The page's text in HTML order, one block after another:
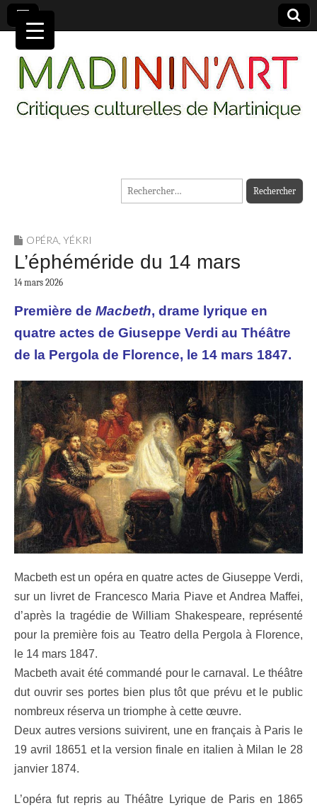
MADININ'ART
Rechercher :
OPÉRA, YÉKRI
L’éphéméride du 14 mars
14 mars 2026
Première de Macbeth, drame lyrique en
quatre actes de Giuseppe Verdi au Théâtre
de la Pergola de Florence, le 14 mars 1847.
Macbeth est un opéra en quatre actes de Giuseppe Verdi,
sur un livret de Francesco Maria Piave et Andrea Maffei,
d’après la tragédie de William Shakespeare, représenté
pour la première fois au Teatro della Pergola à Florence,
le 14 mars 1847.
Macbeth avait été commandé pour le carnaval. Le théâtre
dut ouvrir ses portes bien plus tôt que prévu et le public
nombreux réserva un triomphe à cette œuvre.
Deux autres versions suivirent, une en français à Paris le
19 avril 18651 et la version finale en italien à Milan le 28
janvier 1874.
L’opéra fut repris au Théâtre Lyrique de Paris en 1865